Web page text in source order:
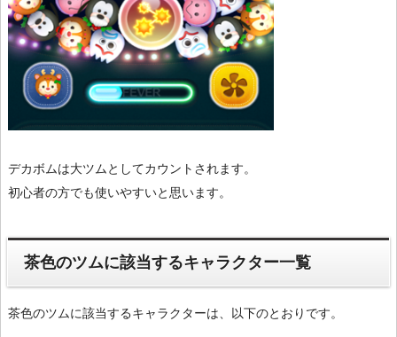
デカボムは大ツムとしてカウントされます。
初心者の方でも使いやすいと思います。
茶色のツムに該当するキャラクター一覧
茶色のツムに該当するキャラクターは、以下のとおりです。